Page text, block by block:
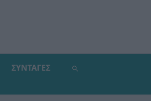
ΣΥΝΤΑΓΕΣ